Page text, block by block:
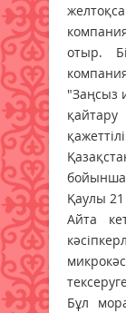
отыр.
"Заңсыз
бойынша
Қаулы
Айта
Бұл